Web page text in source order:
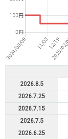
2026.8.5
2026.7.25
2026.7.15
2026.7.5
2026.6.25